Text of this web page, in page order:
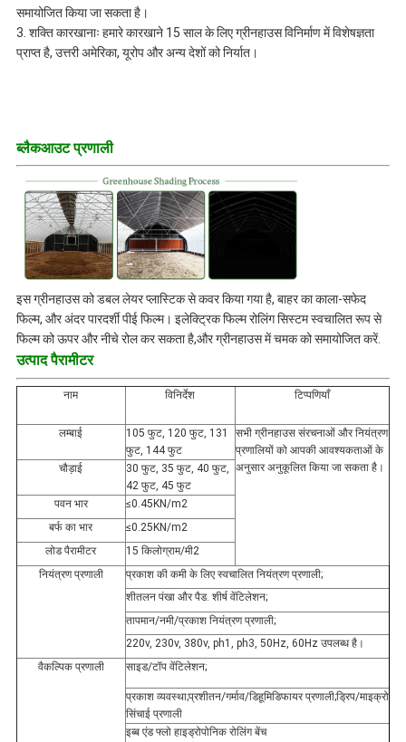
समायोजित किया जा सकता है।
3. शक्ति कारखानाः हमारे कारखाने 15 साल के लिए ग्रीनहाउस विनिर्माण में विशेषज्ञता
प्राप्त है, उत्तरी अमेरिका, यूरोप और अन्य देशों को निर्यात।
ब्लैकआउट प्रणाली
इस ग्रीनहाउस को डबल लेयर प्लास्टिक से कवर किया गया है, बाहर का काला-सफेद
फिल्म, और अंदर पारदर्शी पीई फिल्म। इलेक्ट्रिक फिल्म रोलिंग सिस्टम स्वचालित रूप से
फिल्म को ऊपर और नीचे रोल कर सकता है,और ग्रीनहाउस में चमक को समायोजित करें.
उत्पाद पैरामीटर
नाम विनिर्देश टिप्पणियाँ
लम्बाई
105 फुट, 120 फुट, 131
फुट, 144 फुट
सभी ग्रीनहाउस संरचनाओं और नियंत्रण
प्रणालियों को आपकी आवश्यकताओं के
अनुसार अनुकूलित किया जा सकता है।
चौड़ाई
30 फुट, 35 फुट, 40 फुट,
42 फुट, 45 फुट
पवन भार
≤0.45KN/m2
बर्फ का भार
≤0.25KN/m2
लोड पैरामीटर
15 किलोग्राम/मी2
नियंत्रण प्रणाली
प्रकाश की कमी के लिए स्वचालित नियंत्रण प्रणाली;
शीतलन पंखा और पैड. शीर्ष वेंटिलेशन;
तापमान/नमी/प्रकाश नियंत्रण प्रणाली;
220v, 230v, 380v, ph1, ph3, 50Hz, 60Hz उपलब्ध है।
वैकल्पिक प्रणाली
साइड/टॉप वेंटिलेशन;
प्रकाश व्यवस्था;प्रशीतन/गर्माव/डिहूमिडिफायर प्रणाली;ड्रिप/माइक्रो
सिंचाई प्रणाली
इब्ब एंड फ्लो हाइड्रोपोनिक रोलिंग बेंच